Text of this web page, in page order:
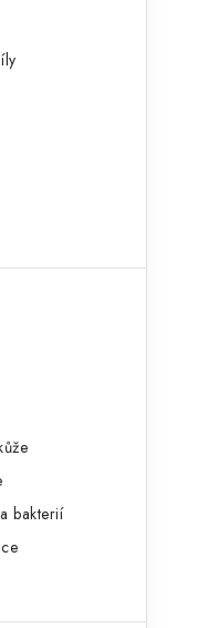
bakterií